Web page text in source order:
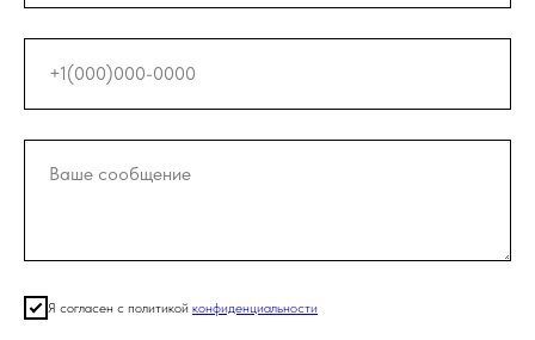
Я согласен с политикой конфиденциальности